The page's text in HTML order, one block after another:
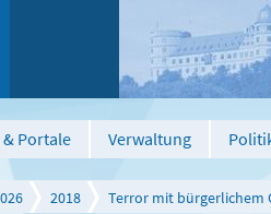
Portale Verwaltung
2018 Terror mit bürgerlichem